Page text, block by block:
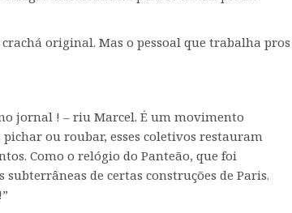
original. Mas o pessoal que trabalha pros
jornal ! – riu Marcel. É um movimento
ou roubar, esses coletivos restauram
Como o relógio do Panteão, que foi
de certas construções de Paris.